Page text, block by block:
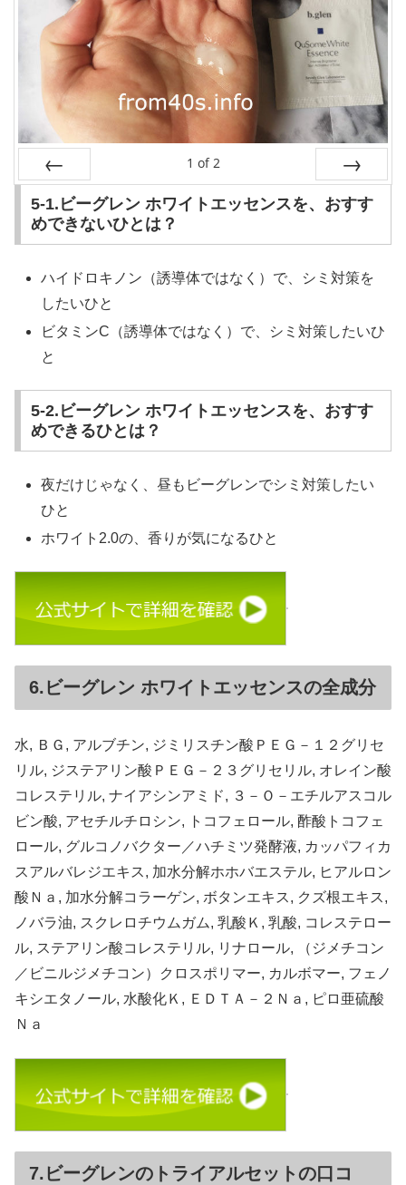
Prev
1 of 2
Next
5-1.ビーグレン ホワイトエッセンスを、おすす
めできないひとは？
ハイドロキノン（誘導体ではなく）で、シミ対策を
したいひと
ビタミンC（誘導体ではなく）で、シミ対策したいひ
と
5-2.ビーグレン ホワイトエッセンスを、おすす
めできるひとは？
夜だけじゃなく、昼もビーグレンでシミ対策したい
ひと
ホワイト2.0の、香りが気になるひと
6.ビーグレン ホワイトエッセンスの全成分
水, ＢＧ, アルブチン, ジミリスチン酸ＰＥＧ－１２グリセ
リル, ジステアリン酸ＰＥＧ－２３グリセリル, オレイン酸
コレステリル, ナイアシンアミド, ３－Ｏ－エチルアスコル
ビン酸, アセチルチロシン, トコフェロール, 酢酸トコフェ
ロール, グルコノバクター／ハチミツ発酵液, カッパフィカ
スアルバレジエキス, 加水分解ホホバエステル, ヒアルロン
酸Ｎａ, 加水分解コラーゲン, ボタンエキス, クズ根エキス,
ノバラ油, スクレロチウムガム, 乳酸Ｋ, 乳酸, コレステロー
ル, ステアリン酸コレステリル, リナロール, （ジメチコン
／ビニルジメチコン）クロスポリマー, カルボマー, フェノ
キシエタノール, 水酸化Ｋ, ＥＤＴＡ－２Ｎａ, ピロ亜硫酸
Ｎａ
7.ビーグレンのトライアルセットの口コ